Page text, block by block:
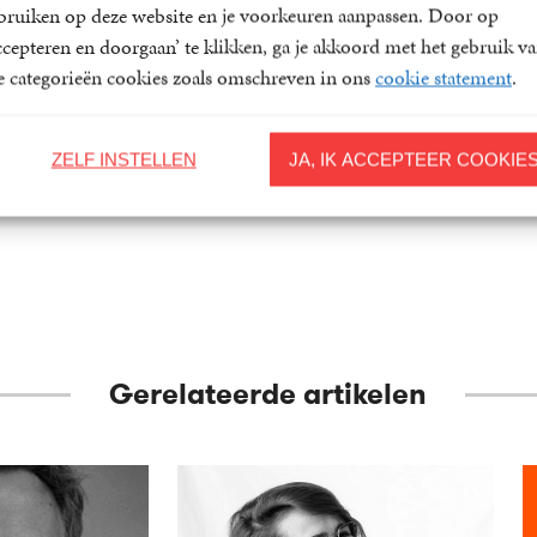
op deze website en je voorkeuren aanpassen. Door op
en doorgaan’ te klikken, ga je akkoord met het gebruik
categorieën cookies zoals omschreven in onscookie statement.
JA, IK ACCEPTEER
ZELF INSTELLEN
vrede
Kooten
Aanelkaar
Remco Campert, Kees
van Kooten
Luim
Gerrit Komrij, Kees
Kooten
book
Gerelateerde artikelen